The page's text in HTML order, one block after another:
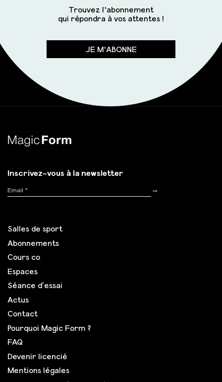
Trouvez l'abonnement
qui répondra à vos attentes !
JE M'ABONNE
Inscrivez-vous à la newsletter
Inscription
→
Salles de sport
Abonnements
Cours co
Espaces
Séance d’essai
Actus
Contact
Pourquoi Magic Form ?
FAQ
Devenir licencié
Mentions légales